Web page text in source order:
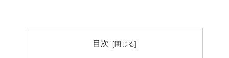
目次